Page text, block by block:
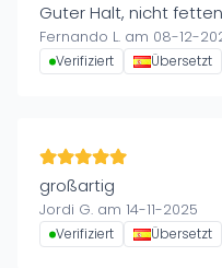
Guter Halt, nicht
Fernando L. am 08-12-
Verifiziert Übersetzt
großartig
Jordi G. am 14-11-2025
Verifiziert Übersetzt